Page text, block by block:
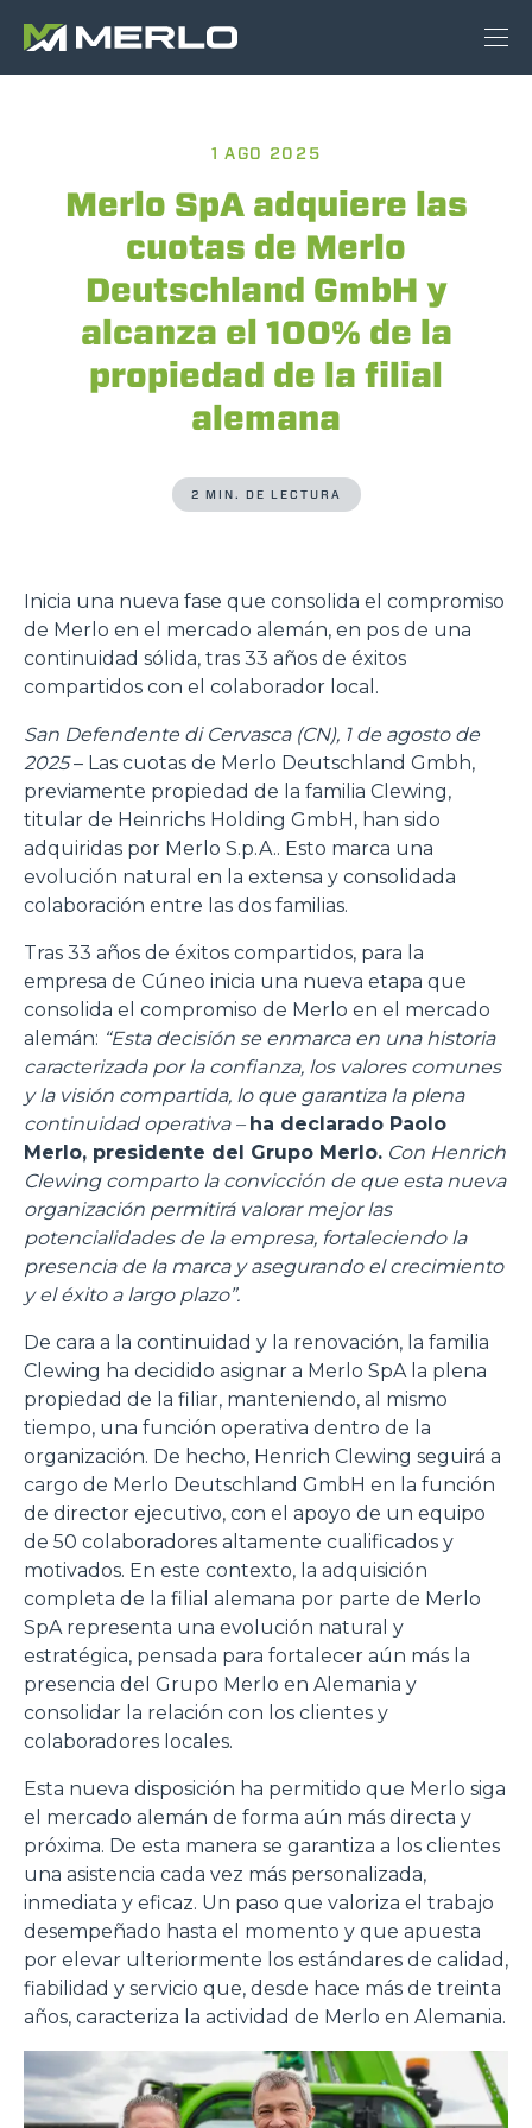
Consenso Dettagli Informazioni sui cookie
Questo sito web utilizza i cookie
“Questo sito web utilizza i cookie Il sito utilizza cookies al
fine di fornire annunci pubblicitari e contenuti
personalizzati. Cliccando sul tasto "RIFIUTA" o sulla "X"
il banner verrà chiuso e non verranno inviati cookies al di
fuori di quelli tecnici. Cliccando su "ACCETTA TUTTI"
saranno automaticamente accettati tutti i cookie di prima
o terza parte presenti sul sito, i quali saranno in ogni
momento consultabili, con la possibilità di modificare il
consenso prestato per ogni singolo cookie. Come fare?
Cliccare sulla graffetta nera presente in fondo a destra di
ogni pagina, selezionare "Modifichi il suo consenso" e
infine "Mostra dettagli". Potrai trovare il link
dell'informativa completa nel footer presente in ogni
consenso
1 AGO 2025
Merlo SpA adquiere las
cuotas de Merlo
Deutschland GmbH y
alcanza el 100% de la
propiedad de la filial
alemana
2 MIN. DE LECTURA
Inicia una nueva fase que consolida el compromiso
de Merlo en el mercado alemán, en pos de una
continuidad sólida, tras 33 años de éxitos
compartidos con el colaborador local.
San Defendente di Cervasca (CN), 1 de agosto de
2025– Las cuotas de Merlo Deutschland Gmbh,
previamente propiedad de la familia Clewing,
titular de Heinrichs Holding GmbH, han sido
adquiridas por Merlo S.p.A.. Esto marca una
evolución natural en la extensa y consolidada
colaboración entre las dos familias.
Tras 33 años de éxitos compartidos, para la
empresa de Cúneo inicia una nueva etapa que
consolida el compromiso de Merlo en el mercado
alemán: “Esta decisión se enmarca en una historia
caracterizada por la confianza, los valores comunes
y la visión compartida, lo que garantiza la plena
continuidad operativa – ha declarado Paolo
Merlo, presidente del Grupo Merlo. Con Henrich
Clewing comparto la convicción de que esta nueva
organización permitirá valorar mejor las
potencialidades de la empresa, fortaleciendo la
presencia de la marca y asegurando el crecimiento
y el éxito a largo plazo”.
De cara a la continuidad y la renovación, la familia
Clewing ha decidido asignar a Merlo SpA la plena
propiedad de la filiar, manteniendo, al mismo
tiempo, una función operativa dentro de la
organización. De hecho, Henrich Clewing seguirá a
cargo de Merlo Deutschland GmbH en la función
de director ejecutivo, con el apoyo de un equipo
de 50 colaboradores altamente cualificados y
motivados. En este contexto, la adquisición
completa de la filial alemana por parte de Merlo
SpA representa una evolución natural y
estratégica, pensada para fortalecer aún más la
presencia del Grupo Merlo en Alemania y
consolidar la relación con los clientes y
colaboradores locales.
Esta nueva disposición ha permitido que Merlo siga
el mercado alemán de forma aún más directa y
próxima. De esta manera se garantiza a los clientes
una asistencia cada vez más personalizada,
inmediata y eficaz. Un paso que valoriza el trabajo
desempeñado hasta el momento y que apuesta
por elevar ulteriormente los estándares de calidad,
fiabilidad y servicio que, desde hace más de treinta
años, caracteriza la actividad de Merlo en Alemania.